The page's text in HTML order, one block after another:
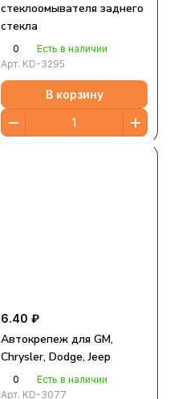
стеклоомывателя заднего
стекла
0
Есть в наличии
Арт. KD-3295
В корзину
6.40 ₽
Автокрепеж для GM,
Chrysler, Dodge, Jeep
0
Есть в наличии
Арт. KD-3077